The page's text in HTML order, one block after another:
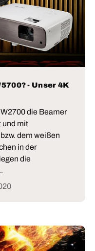
- Unser 4K
die Beamer
und mit
dem weißen
in der
die